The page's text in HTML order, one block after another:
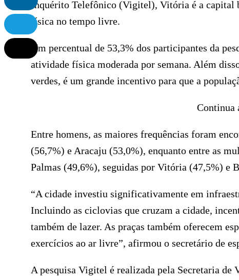
Inquérito Telefônico (Vigitel), Vitória é a capital
física no tempo livre.
Um percentual de 53,3% dos participantes da
atividade física moderada por semana. Além
verdes, é um grande incentivo para que a
Continua
Entre homens, as maiores frequências foram
(56,7%) e Aracaju (53,0%), enquanto entre as
Palmas (49,6%), seguidas por Vitória (47,5%) e
“A cidade investiu significativamente em
Incluindo as ciclovias que cruzam a cidade,
também de lazer. As praças também oferecem
exercícios ao ar livre”, afirmou o secretário de
A pesquisa Vigitel é realizada pela Secretaria